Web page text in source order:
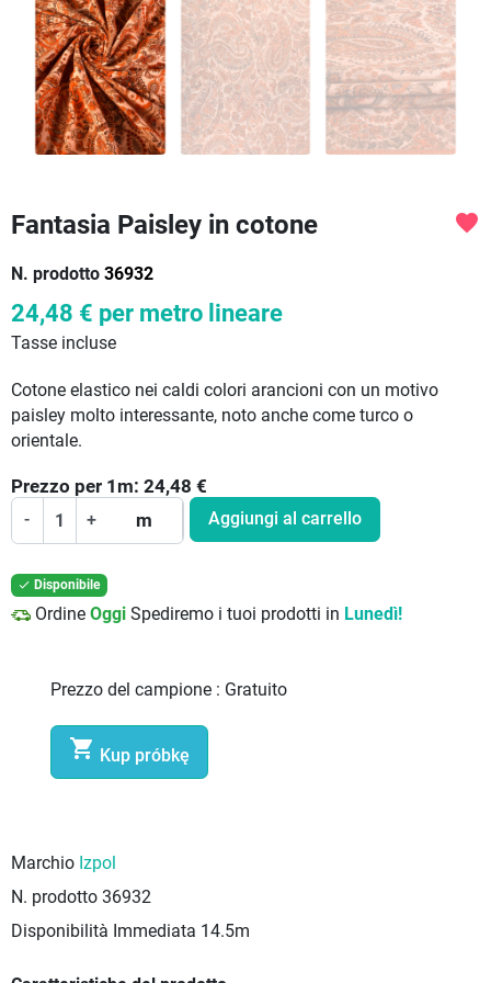
Fantasia Paisley in cotone
N. prodotto 36932
favorite
24,48 € per metro lineare
Tasse incluse
Cotone elastico nei caldi colori arancioni con un motivo
paisley molto interessante, noto anche come turco o
orientale.
Prezzo per 1 m: 24,48 €
- + m Aggiungi al carrello
 Disponibile
Ordine Oggi Spediremo i tuoi prodotti in Lunedì!
Prezzo del campione : Gratuito
 Kup próbkę
Marchio Izpol
N. prodotto 36932
Disponibilità Immediata 14.5m